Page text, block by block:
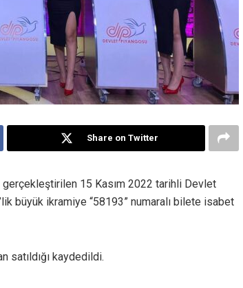
Share on Twitter
gerçekleştirilen 15 Kasım 2022 tarihli Devlet
büyük ikramiye “58193” numaralı bilete isabet
satıldığı kaydedildi.